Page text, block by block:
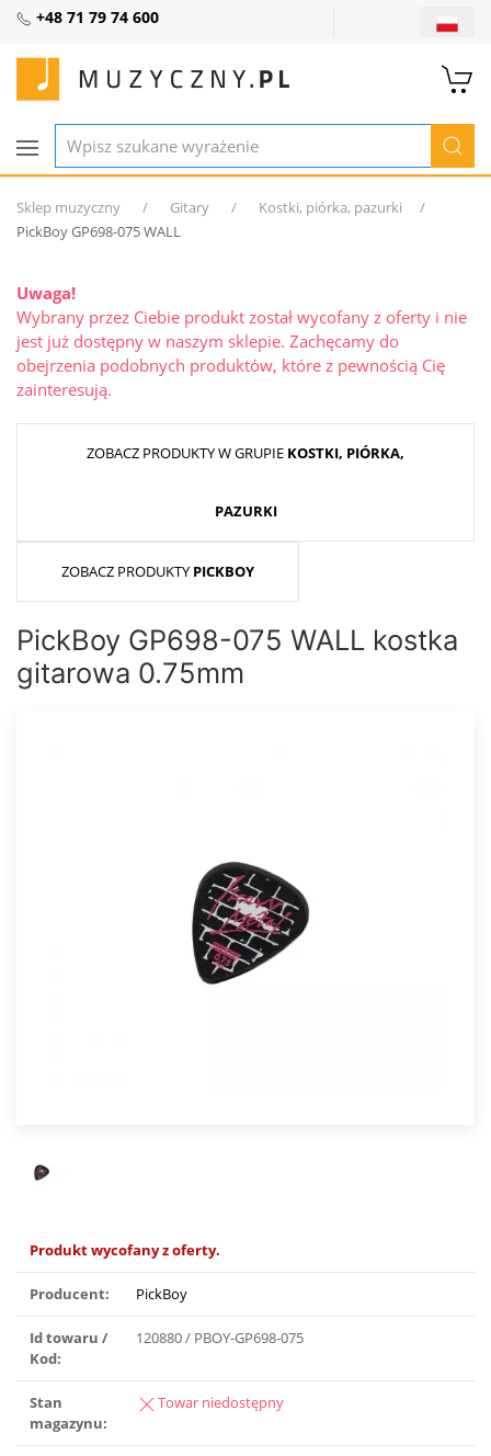
+48 71 79 74 600
Sklep muzyczny Gitary
Kostki, piórka, pazurki
PickBoy GP698-075 WALL
Uwaga!
Wybrany przez Ciebie produkt został wycofany z oferty i nie
jest już dostępny w naszym sklepie. Zachęcamy do
obejrzenia podobnych produktów, które z pewnością Cię
zainteresują.
ZOBACZ PRODUKTY W GRUPIE KOSTKI, PIÓRKA,
PAZURKI
ZOBACZ PRODUKTY PICKBOY
PickBoy GP698-075 WALL kostka
gitarowa 0.75mm
Produkt wycofany z oferty.
Producent: PickBoy
Id towaru /
Kod:
120880 / PBOY-GP698-075
Stan
magazynu:
Towar niedostępny